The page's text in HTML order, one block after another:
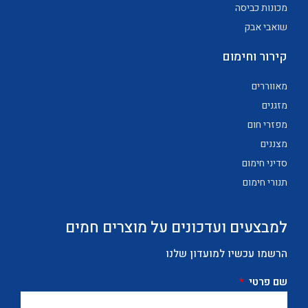
מכונות כביסה
שואבי אבק
קירור וחימום
מאווררים
מזגנים
מפזרי חום
מצננים
סדיני חימום
תנורי חימום
למבצעים ועדכונים על מוצרים חמים
הרשמו עכשיו למועדון שלנו
שם פרטי